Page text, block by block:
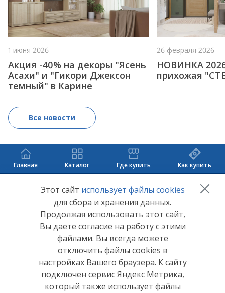
1 июня 2026
Акция -40% на декоры "Ясень
Асахи" и "Гикори Джексон
темный" в Карине
26 февраля 2026
НОВИНКА
прихожая
Все новости
Главная Каталог Где купить Как купить
+7 (8412) 65-33-00
info@lerom.ru
Согласие на обработку персональных данных
Политика конфиденциальности
Согласие на обработку персональных данных Яндекс
Этот сайт использует файлы cookies
для сбора и хранения данных.
Продолжая использовать этот сайт,
Вы даете согласие на работу с этими
файлами. Вы всегда можете
отключить файлы cookies в
настройках Вашего браузера. К сайту
подключен сервис Яндекс Метрика,
который также использует файлы